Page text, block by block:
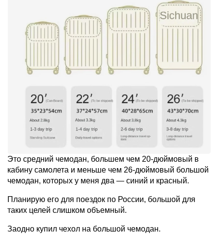
Это средний чемодан, большем чем 20-дюймовый в
кабину самолета и меньше чем 26-дюймовый большой
чемодан, которых у меня два — синий и красный.
Планирую его для поездок по России, большой для
таких целей слишком объемный.
Заодно купил чехол на большой чемодан.